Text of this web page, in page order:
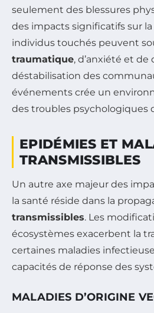
seulement des blessures
des impacts significatifs sur la
individus touchés peuvent
traumatique, d’anxiété et de
déstabilisation des
événements crée un
des troubles psychologiques
EPIDÉMIES ET
TRANSMISSIBLES
Un autre axe majeur des
la santé réside dans la
transmissibles. Les
écosystèmes exacerbent la
certaines maladies
capacités de réponse des
MALADIES D’ORIGINE